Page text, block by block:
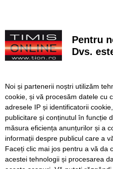
niște echipamente amplasate
Lucrări ale SDM în
Cum arată televizorul care
complicații
Nouă copaci căzuți, dintre
Timișoara, în urma furtunii
Pentru
Dvs.
Noi și partenerii noștri utilizăm
cookie, și vă procesăm datele cu
adresele IP și identificatorii
publicitare și conținutul în funcție
măsura eficiența anunțurilor și a
informații despre publicul care a
Faceți clic mai jos pentru a vă da
acestei tehnologii și procesarea